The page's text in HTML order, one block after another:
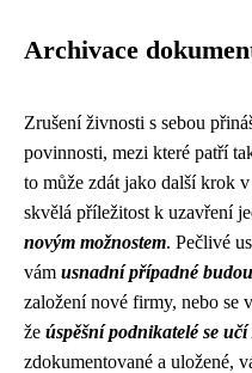
Archivace
Zrušení živnosti s sebou
povinnosti, mezi které patří
to může zdát jako další krok
skvělá příležitost k uzavření
novým možnostem. Pečlivé
vám usnadní případné
založení nové firmy, nebo se
že úspěšní podnikatelé se učí
zdokumentované a uložené,